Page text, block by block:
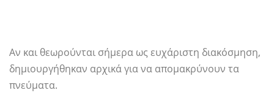
Αν και θεωρούνται σήμερα ως ευχάριστη διακόσμηση,
δημιουργήθηκαν αρχικά για να απομακρύνουν τα
πνεύματα.